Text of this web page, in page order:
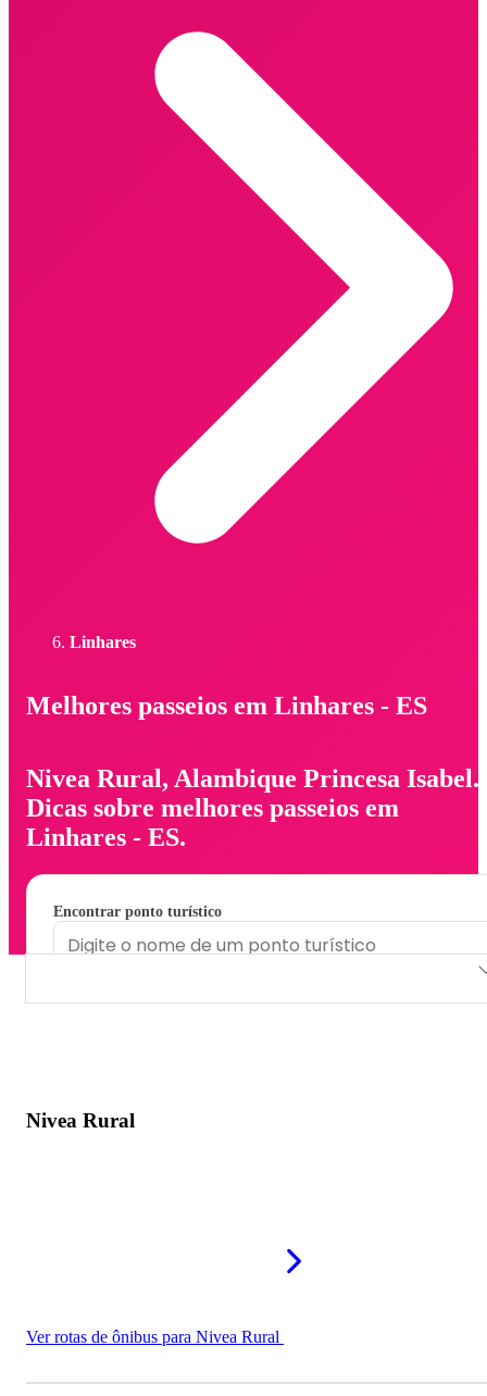
Linhares
Melhores passeios em Linhares - ES
Nivea Rural, Alambique Princesa Isabel.
Dicas sobre melhores passeios em
Linhares - ES.
Encontrar ponto turístico
Nivea Rural
Ver rotas de ônibus para Nivea Rural